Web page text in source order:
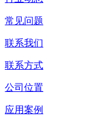
常见问题
联系我们
联系方式
公司位置
应用案例